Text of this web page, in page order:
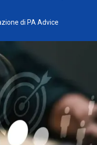
di PA Advice